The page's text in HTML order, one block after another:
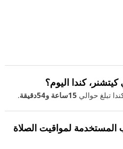
كندا اليوم؟
تبلغ حوالي 15ساعة و54دقيقة .
لمواقيت الصلاة